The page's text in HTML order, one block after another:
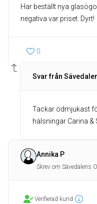
Har beställt nya
negativa var priset. Dyrt!
0
Svar från
Tackar ödmjukast
hälsningar Carina &
Annika P
Skrev om Sävedalens
Verifierad kund